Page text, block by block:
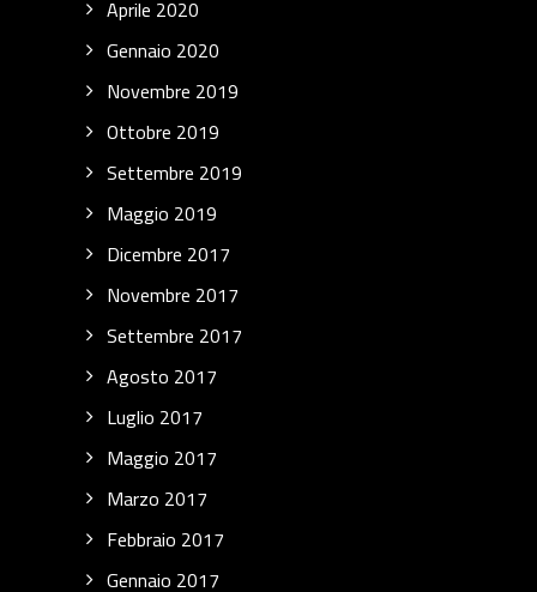
Aprile 2020
Gennaio 2020
Novembre 2019
Ottobre 2019
Settembre 2019
Maggio 2019
Dicembre 2017
Novembre 2017
Settembre 2017
Agosto 2017
Luglio 2017
Maggio 2017
Marzo 2017
Febbraio 2017
Gennaio 2017